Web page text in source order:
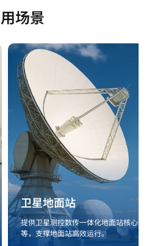
场景
核心设备、卫星通信终端、信关站